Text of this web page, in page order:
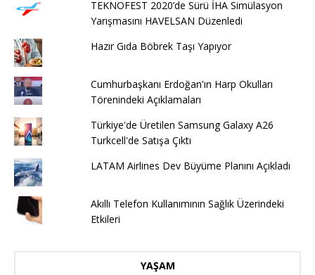
TEKNOFEST 2020’de Sürü İHA Simülasyon
Yarışmasını HAVELSAN Düzenledi
Hazır Gıda Böbrek Taşı Yapıyor
Cumhurbaşkanı Erdoğan'ın Harp Okulları
Törenindeki Açıklamaları
Türkiye'de Üretilen Samsung Galaxy A26
Turkcell'de Satışa Çıktı
LATAM Airlines Dev Büyüme Planını Açıkladı
Akıllı Telefon Kullanımının Sağlık Üzerindeki
Etkileri
YAŞAM